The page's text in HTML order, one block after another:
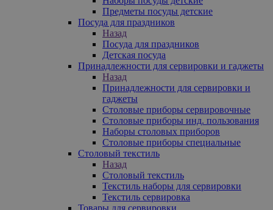
Предметы посуды детские
Посуда для праздников
Назад
Посуда для праздников
Детская посуда
Принадлежности для сервировки и гаджеты
Назад
Принадлежности для сервировки и
гаджеты
Столовые приборы сервировочные
Столовые приборы инд. пользования
Наборы столовых приборов
Столовые приборы специальные
Столовый текстиль
Назад
Столовый текстиль
Текстиль наборы для сервировки
Текстиль сервировка
Товары для сервировки